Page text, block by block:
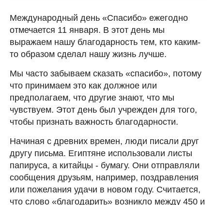
Международный день «Спасибо» ежегодно
отмечается 11 января. В этот день мы
выражаем нашу благодарность тем, кто каким-
то образом сделал нашу жизнь лучше.
Мы часто забываем сказать «спасибо», потому
что принимаем это как должное или
предполагаем, что другие знают, что мы
чувствуем. Этот день был учрежден для того,
чтобы признать важность благодарности.
Начиная с древних времен, люди писали друг
другу письма. Египтяне использовали листы
папируса, а китайцы - бумагу. Они отправляли
сообщения друзьям, например, поздравления
или пожелания удачи в новом году. Считается,
что слово «благодарить» возникло между 450 и